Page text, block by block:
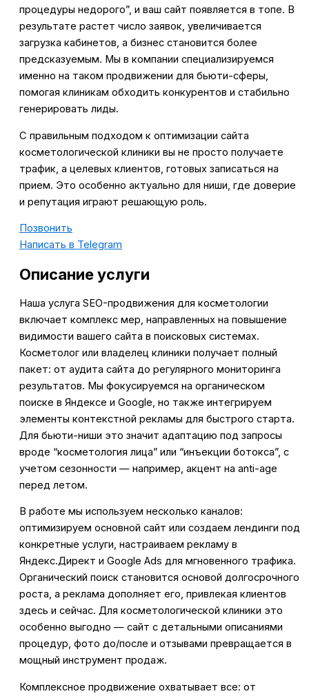
процедуры недорого”, и ваш сайт появляется в топе. В
результате растет число заявок, увеличивается
загрузка кабинетов, а бизнес становится более
предсказуемым. Мы в компании специализируемся
именно на таком продвижении для бьюти-сферы,
помогая клиникам обходить конкурентов и стабильно
генерировать лиды.
С правильным подходом к оптимизации сайта
косметологической клиники вы не просто получаете
трафик, а целевых клиентов, готовых записаться на
прием. Это особенно актуально для ниши, где доверие
и репутация играют решающую роль.
Позвонить
Написать в Telegram
Описание услуги
Наша услуга SEO-продвижения для косметологии
включает комплекс мер, направленных на повышение
видимости вашего сайта в поисковых системах.
Косметолог или владелец клиники получает полный
пакет: от аудита сайта до регулярного мониторинга
результатов. Мы фокусируемся на органическом
поиске в Яндексе и Google, но также интегрируем
элементы контекстной рекламы для быстрого старта.
Для бьюти-ниши это значит адаптацию под запросы
вроде “косметология лица” или “инъекции ботокса”, с
учетом сезонности — например, акцент на anti-age
перед летом.
В работе мы используем несколько каналов:
оптимизируем основной сайт или создаем лендинги под
конкретные услуги, настраиваем рекламу в
Яндекс.Директ и Google Ads для мгновенного трафика.
Органический поиск становится основой долгосрочного
роста, а реклама дополняет его, привлекая клиентов
здесь и сейчас. Для косметологической клиники это
особенно выгодно — сайт с детальными описаниями
процедур, фото до/после и отзывами превращается в
мощный инструмент продаж.
Комплексное продвижение охватывает все: от